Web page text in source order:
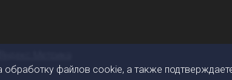
обработку файлов cookie, а также